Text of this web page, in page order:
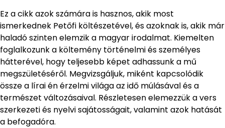
Ez a cikk azok számára is hasznos, akik most
ismerkednek Petőfi költészetével, és azoknak is, akik már
haladó szinten elemzik a magyar irodalmat. Kiemelten
foglalkozunk a költemény történelmi és személyes
hátterével, hogy teljesebb képet adhassunk a mű
megszületéséről. Megvizsgáljuk, miként kapcsolódik
össze a lírai én érzelmi világa az idő múlásával és a
természet változásaival. Részletesen elemezzük a vers
szerkezeti és nyelvi sajátosságait, valamint azok hatását
a befogadóra.